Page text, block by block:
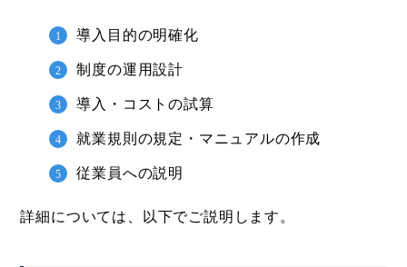
導入目的の明確化
制度の運用設計
導入・コストの試算
就業規則の規定・マニュアルの作成
従業員への説明
詳細については、以下でご説明します。